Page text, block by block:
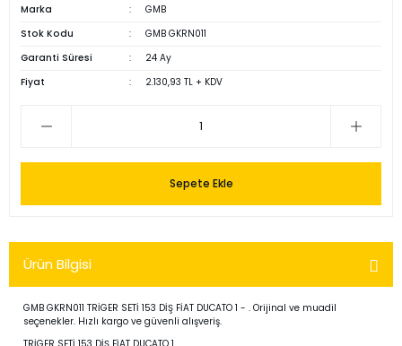
Marka
GMB
Stok Kodu
GMB GKRN011
Garanti Süresi
24 Ay
Fiyat
2.130,93 TL + KDV
Sepete Ekle
Ürün Bilgisi
GMB GKRN011 TRİGER SETİ 153 DİŞ FİAT DUCATO 1 - . Orijinal ve muadil
seçenekler. Hızlı kargo ve güvenli alışveriş.